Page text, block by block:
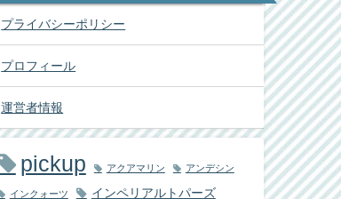
プライバシーポリシー
プロフィール
運営者情報
pickup アクアマリン アンデシン
インクォーツ
インペリアルトパーズ